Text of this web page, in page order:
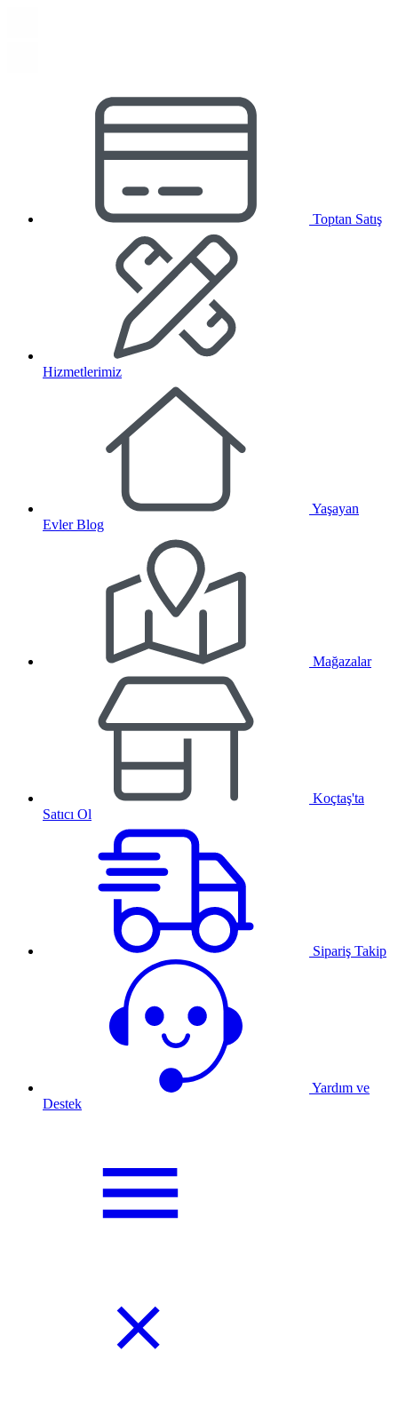
Toptan Satış
Hizmetlerimiz
Yaşayan
Evler Blog
Mağazalar
Koçtaş'ta
Satıcı Ol
Sipariş Takip
Yardım ve
Destek